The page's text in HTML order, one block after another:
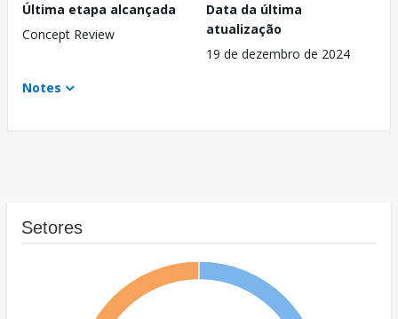
Última etapa alcançada
Concept Review
Data da última
atualização
19 de dezembro de 2024
Notes
Setores